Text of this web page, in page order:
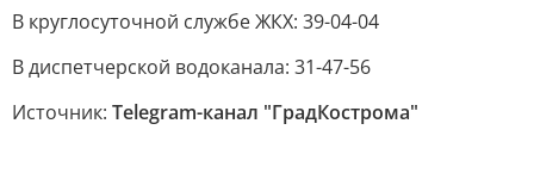
В круглосуточной службе ЖКХ: 39-04-04
В диспетчерской водоканала: 31-47-56
Источник: Telegram-канал "ГрадКострома"